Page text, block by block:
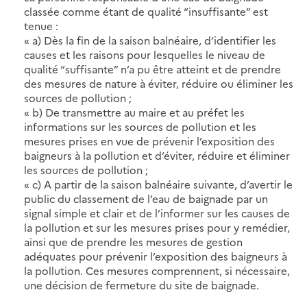
classée comme étant de qualité “insuffisante” est
tenue :
« a) Dès la fin de la saison balnéaire, d’identifier les
causes et les raisons pour lesquelles le niveau de
qualité “suffisante” n’a pu être atteint et de prendre
des mesures de nature à éviter, réduire ou éliminer les
sources de pollution ;
« b) De transmettre au maire et au préfet les
informations sur les sources de pollution et les
mesures prises en vue de prévenir l’exposition des
baigneurs à la pollution et d’éviter, réduire et éliminer
les sources de pollution ;
« c) A partir de la saison balnéaire suivante, d’avertir le
public du classement de l’eau de baignade par un
signal simple et clair et de l’informer sur les causes de
la pollution et sur les mesures prises pour y remédier,
ainsi que de prendre les mesures de gestion
adéquates pour prévenir l’exposition des baigneurs à
la pollution. Ces mesures comprennent, si nécessaire,
une décision de fermeture du site de baignade.